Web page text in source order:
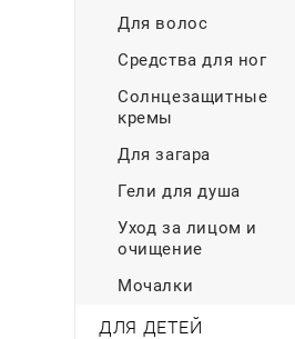
Для волос
Средства для ног
Солнцезащитные
кремы
Для загара
Гели для душа
Уход за лицом и
очищение
Мочалки
ДЛЯ ДЕТЕЙ